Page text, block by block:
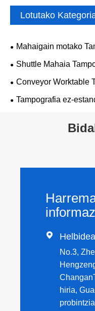
Lotutako
Mahaigain motako
Shuttle Mahaia
Conveyor Worktable
Tampografia ez-
 Helbidea
No.3,
hiria,